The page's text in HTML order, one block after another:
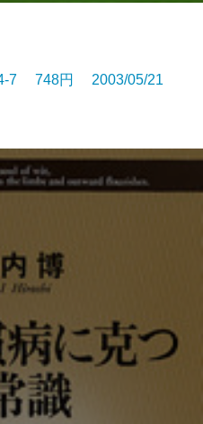
7 748円 2003/05/21